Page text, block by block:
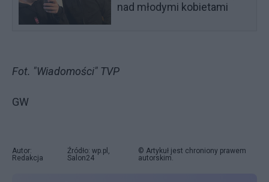
nad młodymi kobietami
Fot. "Wiadomości" TVP
GW
Autor:
Redakcja
Źródło: wp.pl,
Salon24
© Artykuł jest chroniony prawem
autorskim.